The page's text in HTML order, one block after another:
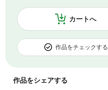
カートへ
作品をチェックする
作品をシェアする